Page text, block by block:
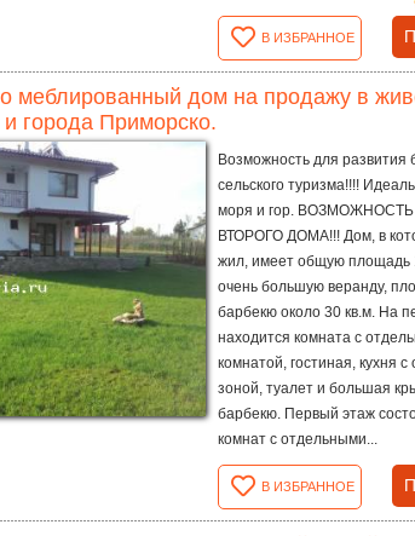
В ИЗБРАННОЕ
меблированный дом на продажу в
города Приморско.
Возможность для развития
сельского туризма!!!!
моря и гор.
ВТОРОГО ДОМА!!! Дом, в
жил, имеет общую площадь
очень большую веранду,
барбекю около 30 кв.м. На
находится комната с
комнатой, гостиная, кухня
зоной, туалет и большая
барбекю. Первый этаж
комнат с отдельными...
В ИЗБРАННОЕ